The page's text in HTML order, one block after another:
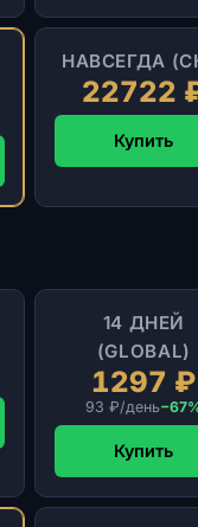
НАВСЕГДА
22722
Купить
14 ДНЕЙ
(GLOBAL)
1297 ₽
93 ₽/день
Купить